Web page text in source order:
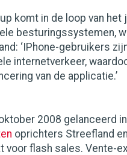
komt in de loop van
besturingssystemen,
‘IPhone-gebruikers
internetverkeer,
van de applicatie.’
2008 gelanceerd
oprichters Streefland
voor flash sales. Vente-